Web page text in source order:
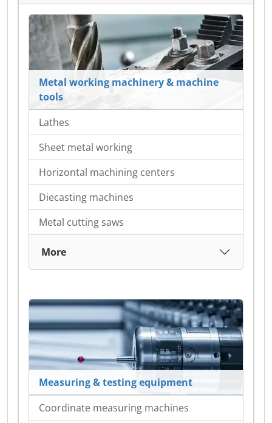
Metal working machinery & machine
tools
Lathes
Sheet metal working
Horizontal machining centers
Diecasting machines
Metal cutting saws
More
Measuring & testing equipment
Coordinate measuring machines